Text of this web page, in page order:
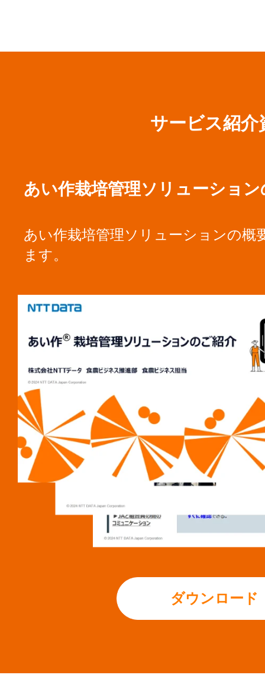
サービス紹介
あい作栽培管理ソリューショ
あい作栽培管理ソリューションの概
ます。
ダウンロード